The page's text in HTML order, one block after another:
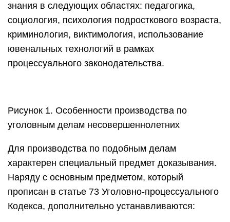
знания в следующих областях: педагогика,
социология, психология подросткового возраста,
криминология, виктимология, использование
ювенальных технологий в рамках
процессуального законодательства.
Рисунок 1. Особенности производства по
уголовным делам несовершеннолетних
Для производства по подобным делам
характерен специальный предмет доказывания.
Наряду с основным предметом, который
прописан в статье 73 Уголовно-процессуального
Кодекса, дополнительно устанавливаются: